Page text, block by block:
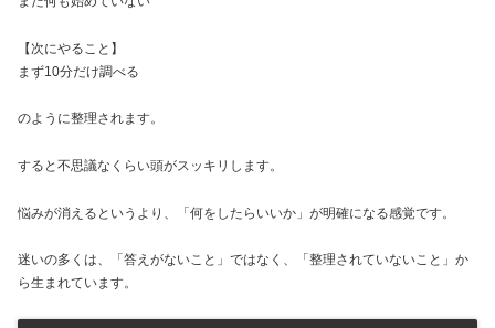
【次にやること】
まず10分だけ調べる
のように整理されます。
すると不思議なくらい頭がスッキリします。
悩みが消えるというより、「何をしたらいいか」が明確になる感覚です。
迷いの多くは、「答えがないこと」ではなく、「整理されていないこと」か
ら生まれています。